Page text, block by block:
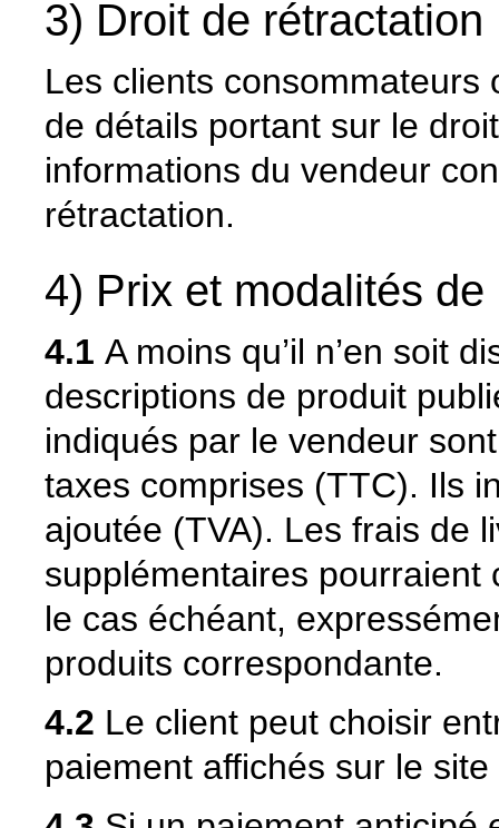
3) Droit de rétractation
Les clients
de détails portant sur le
informations du vendeur
rétractation.
4) Prix et modalités de
4.1 A moins qu’il n’en soit
descriptions de produit
indiqués par le vendeur
taxes comprises (TTC). Ils
ajoutée (TVA). Les frais de
supplémentaires pourraient
le cas échéant,
produits correspondante.
4.2 Le client peut choisir
paiement affichés sur le